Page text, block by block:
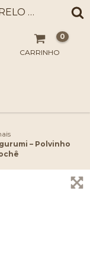
POLVO PARA NEWBORN AMARELO EM AMIGURUMI – POLVINHO SENSORIAL ARTESANAL DE CROCHÊ
CARRINHO
0
– Polvinho